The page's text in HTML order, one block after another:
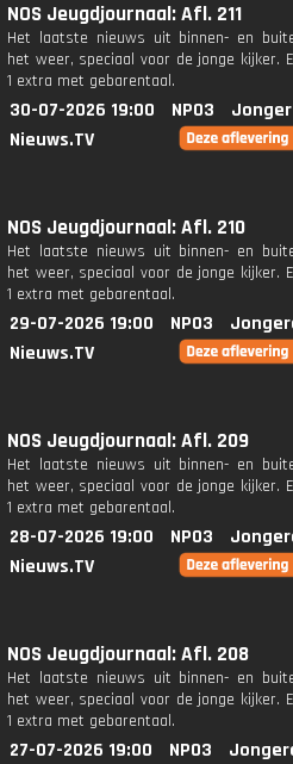
NOS Jeugdjournaal: Afl. 211
Het laatste nieuws uit binnen- en
het weer, speciaal voor de jonge kijker.
1 extra met gebarentaal.
30-07-2026 19:00 NPO3
Nieuws.TV
NOS Jeugdjournaal: Afl. 210
Het laatste nieuws uit binnen- en
het weer, speciaal voor de jonge kijker.
1 extra met gebarentaal.
29-07-2026 19:00 NPO3
Nieuws.TV
NOS Jeugdjournaal: Afl. 209
Het laatste nieuws uit binnen- en
het weer, speciaal voor de jonge kijker.
1 extra met gebarentaal.
28-07-2026 19:00 NPO3
Nieuws.TV
NOS Jeugdjournaal: Afl. 208
Het laatste nieuws uit binnen- en
het weer, speciaal voor de jonge kijker.
1 extra met gebarentaal.
27-07-2026 19:00 NPO3